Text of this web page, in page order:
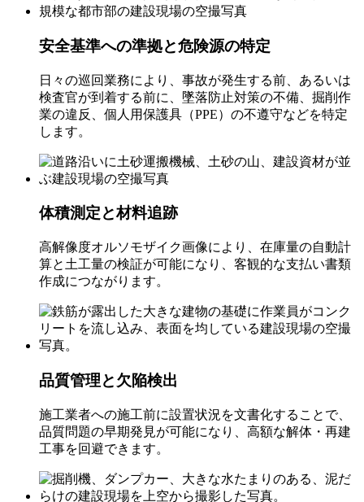
安全基準への準拠と危険源の特定
日々の巡回業務により、事故が発生する前、あるいは
検査官が到着する前に、墜落防止対策の不備、掘削作
業の違反、個人用保護具（PPE）の不遵守などを特定
します。
体積測定と材料追跡
高解像度オルソモザイク画像により、在庫量の自動計
算と土工量の検証が可能になり、客観的な支払い書類
作成につながります。
品質管理と欠陥検出
施工業者への施工前に設置状況を文書化することで、
品質問題の早期発見が可能になり、高額な解体・再建
工事を回避できます。